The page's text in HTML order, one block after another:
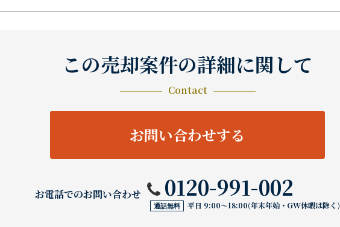
この売却案件の詳細に関して
Contact
お問い合わせする
お電話でのお問い合わせ 0120-991-002
通話無料 平日 9:00〜18:00(年末年始・GW休暇は除く)